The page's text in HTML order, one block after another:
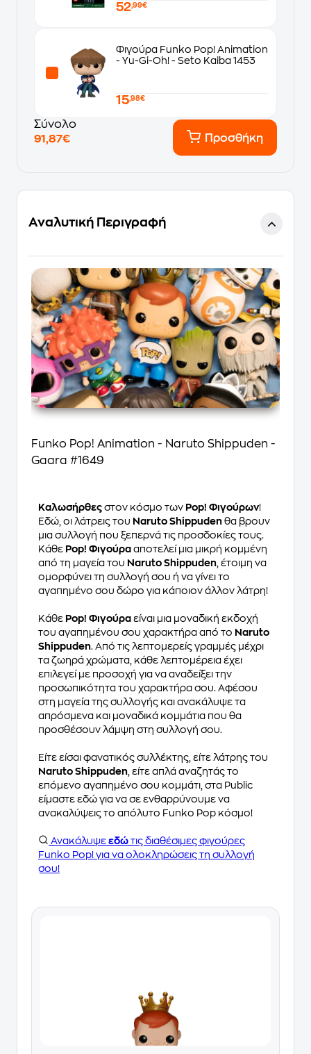
52,99€
Φιγούρα Funko Pop! Animation
- Yu-Gi-Oh! - Seto Kaiba 1453
15,98€
Σύνολο
91,87€
Προσθήκη
Αναλυτική Περιγραφή
Funko Pop! Animation - Naruto Shippuden -
Gaara #1649
Καλωσήρθες στον κόσμο των Pop! Φιγούρων!
Εδώ, οι λάτρεις του Naruto Shippuden θα βρουν
μια συλλογή που ξεπερνά τις προσδοκίες τους.
Κάθε Pop! Φιγούρα αποτελεί μια μικρή κομμένη
από τη μαγεία του Naruto Shippuden , έτοιμη να
ομορφύνει τη συλλογή σου ή να γίνει το
αγαπημένο σου δώρο για κάποιον άλλον λάτρη!
Κάθε Pop! Φιγούρα είναι μια μοναδική εκδοχή
του αγαπημένου σου χαρακτήρα από το Naruto
Shippuden. Από τις λεπτομερείς γραμμές μέχρι
τα ζωηρά χρώματα, κάθε λεπτομέρεια έχει
επιλεγεί με προσοχή για να αναδείξει την
προσωπικότητα του χαρακτήρα σου. Αφέσου
στη μαγεία της συλλογής και ανακάλυψε τα
απρόσμενα και μοναδικά κομμάτια που θα
προσθέσουν λάμψη στη συλλογή σου.
Είτε είσαι φανατικός συλλέκτης, είτε λάτρης του
Naruto Shippuden , είτε απλά αναζητάς το
επόμενο αγαπημένο σου κομμάτι, στα Public
είμαστε εδώ για να σε ενθαρρύνουμε να
ανακαλύψεις το απόλυτο Funko Pop κόσμο!
Ανακάλυψε εδώ τις διαθέσιμες φιγούρες
Funko Pop! για να ολοκληρώσεις τη συλλογή
σου!